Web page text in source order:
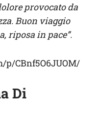
provocato da
Buon viaggio
riposa in pace”.
CBnf5O6JUOM/
Di